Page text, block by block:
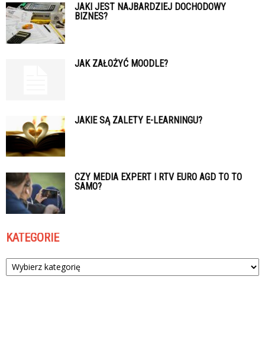
JAKI JEST NAJBARDZIEJ DOCHODOWY
BIZNES?
JAK ZAŁOŻYĆ MOODLE?
JAKIE SĄ ZALETY E-LEARNINGU?
CZY MEDIA EXPERT I RTV EURO AGD TO TO
SAMO?
KATEGORIE
Kategorie